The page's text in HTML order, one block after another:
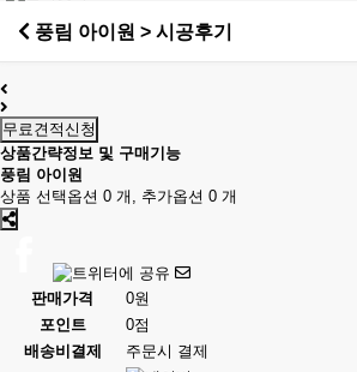
풍림 아이원 > 시공후기
무료견적신청
상품간략정보 및 구매기능
풍림 아이원
상품 선택옵션 0 개, 추가옵션 0 개
판매가격
0원
포인트
0점
배송비결제
주문시 결제